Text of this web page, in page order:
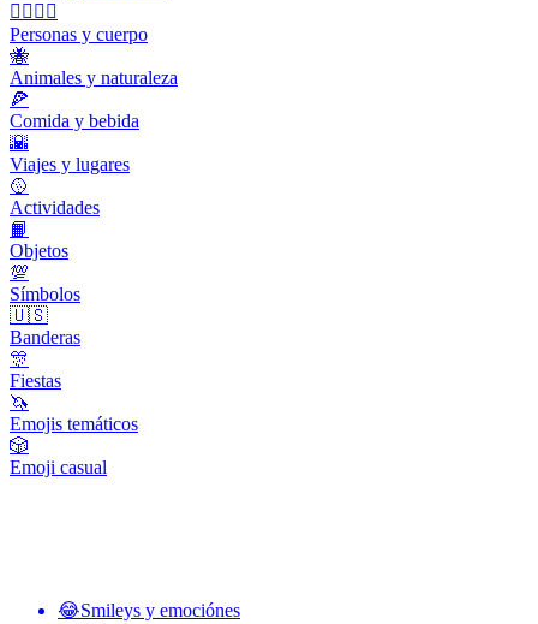
👩‍❤️‍💋‍👨
Personas y cuerpo
🐝
Animales y naturaleza
🍕
Comida y bebida
🌇
Viajes y lugares
🥎
Actividades
📙
Objetos
💯
Símbolos
🇺🇸
Banderas
🎊
Fiestas
🦄
Emojis temáticos
🎲
Emoji casual
😂Smileys y emociónes